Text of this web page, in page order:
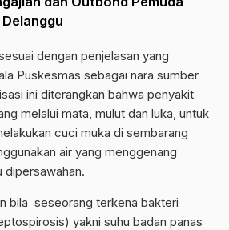
dengan penjelasan yang
Puskesmas sebagai nara sumber
ini diterangkan bahwa penyakit
melalui mata, mulut dan luka, untuk
cuci muka di sembarang
air yang menggenang
dipersawahan.
bila seseorang terkena bakteri
yakni suhu badan panas